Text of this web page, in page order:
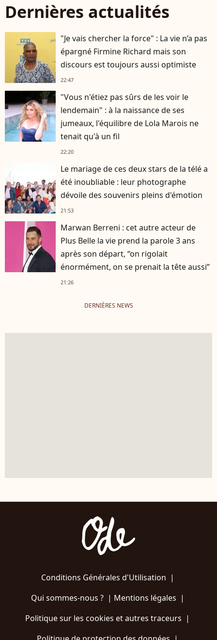
Dernières actualités
"Je vais chercher la force" : La vie n’a pas
épargné Firmine Richard mais son
discours est toujours aussi optimiste
22:47
"Vous n'étiez pas sûrs de les voir le
lendemain" : à la naissance de ses
jumeaux, l'équilibre de Lola Marois ne
tenait qu'à un fil
22:20
Le mariage de ces deux stars de la télé a
été inoubliable : leur photographe
dévoile des souvenirs pleins d'émotion
21:53
Marwan Berreni : cet autre acteur de
Plus Belle la vie prend la parole 3 ans
après son départ, “on rigolait
énormément, on se prenait la tête aussi”
21:26
DERNIÈRES NEWS
Conditions Générales d'Utilisation |
Qui sommes-nous ?| Mentions légales |
Politique sur les cookies et autres traceurs |